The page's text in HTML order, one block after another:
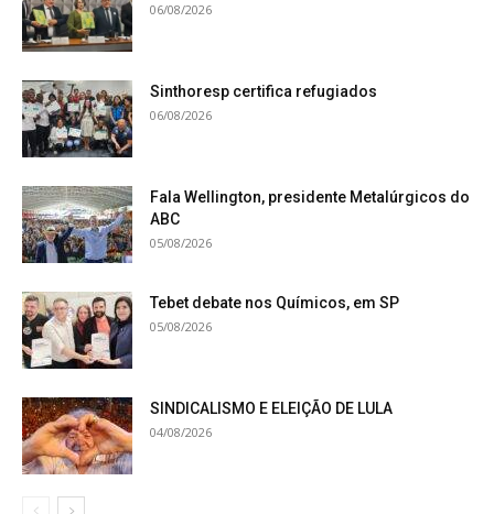
06/08/2026
Sinthoresp certifica refugiados
06/08/2026
Fala Wellington, presidente Metalúrgicos do
ABC
05/08/2026
Tebet debate nos Químicos, em SP
05/08/2026
SINDICALISMO E ELEIÇÃO DE LULA
04/08/2026